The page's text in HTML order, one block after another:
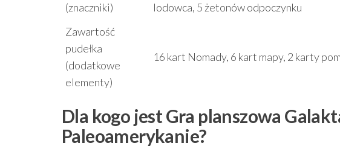
(znaczniki)
lodowca, 5 żetonów odpoczynku
Zawartość
pudełka
(dodatkowe
elementy)
16 kart Nomady, 6 kart mapy, 2 karty
Dla kogo jest Gra planszowa
Paleoamerykanie?